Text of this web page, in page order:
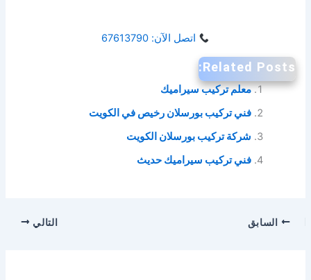
اتصل الآن: 67613790
Related Posts:
معلم تركيب سيراميك
فني تركيب بورسلان رخيص في الكويت
شركة تركيب بورسلان الكويت
فني تركيب سيراميك حديث
السابق التالي